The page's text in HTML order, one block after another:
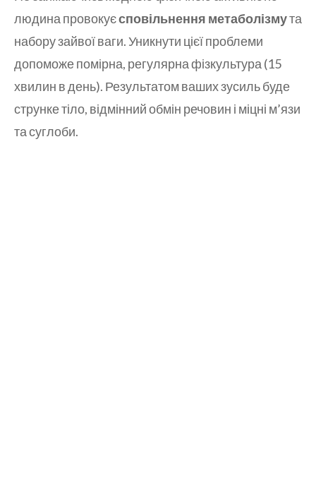
людина провокуєсповільнення метаболізмута
набору зайвої ваги. Уникнути цієї проблеми
допоможе помірна, регулярна фізкультура (15
хвилин в день). Результатом ваших зусиль буде
струнке тіло, відмінний обмін речовин і міцні м’язи
та суглоби.